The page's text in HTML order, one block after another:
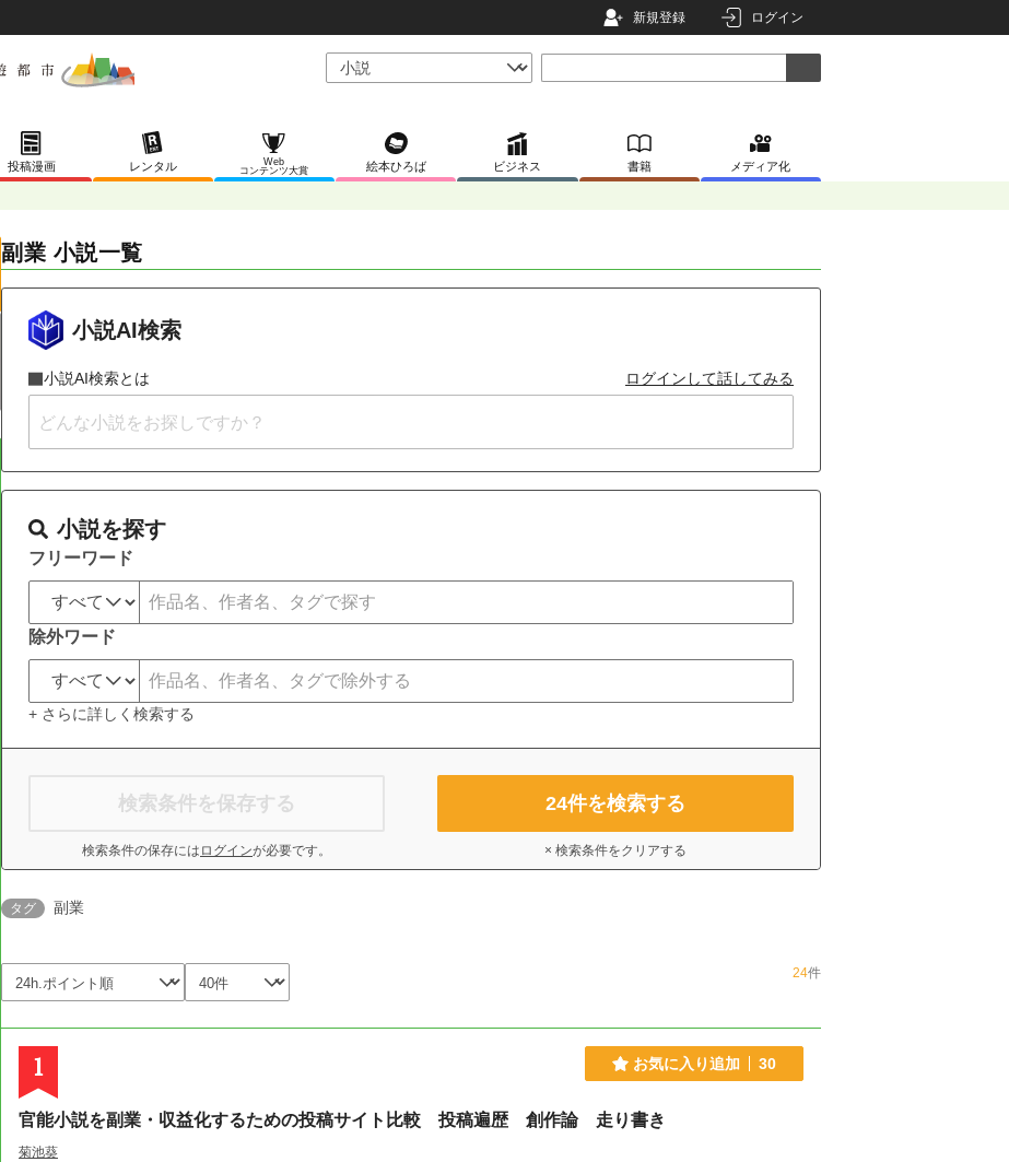
新規登録 ログイン
投稿漫画 レンタル
Web
コンテンツ大賞
絵本ひろば ビジネス 書籍 メディア化
副業 小説一覧
小説AI検索
小説AI検索とは ログインして話してみる
小説を探す
フリーワード
除外ワード
+ さらに詳しく検索する
検索条件を保存する
検索条件の保存には ログインが必要です。
24件を検索する
× 検索条件をクリアする
タグ 副業
24件
1 お気に入り追加 30
官能小説を副業・収益化するための投稿サイト比較 投稿遍歴 創作論 走り書き
菊池葵